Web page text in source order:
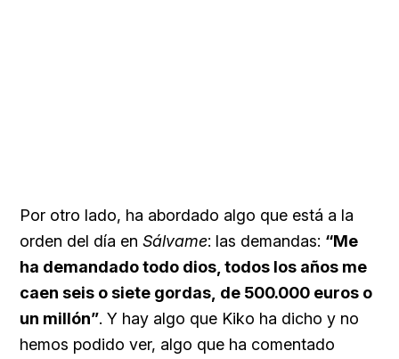
Por otro lado, ha abordado algo que está a la
orden del día en Sálvame: las demandas: “Me
ha demandado todo dios, todos los años me
caen seis o siete gordas, de 500.000 euros o
un millón”. Y hay algo que Kiko ha dicho y no
hemos podido ver, algo que ha comentado